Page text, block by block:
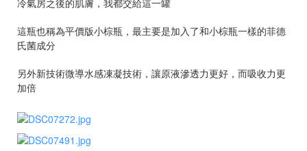
冷氣房之後的肌膚，我都交給這一罐
這瓶也稱為平價版小棕瓶，最主要是加入了和小棕瓶一樣的菲德
氏菌成分
另外新技術微導水感凍凝技術，讓原液滲透力更好，而吸收力更
加倍